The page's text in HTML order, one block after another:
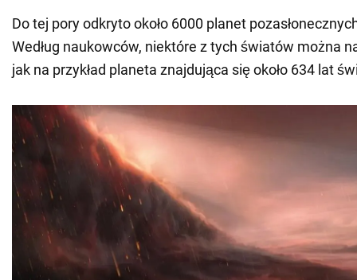
Do tej pory odkryto około 6000 planet
Według naukowców, niektóre z tych światów można
jak na przykład planeta znajdująca się około 634 lat